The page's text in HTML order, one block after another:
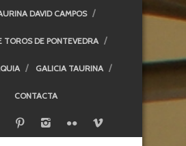
DAVID CAMPOS
TOROS DE PONTEVEDRA
GALICIA TAURINA
CONTACTA